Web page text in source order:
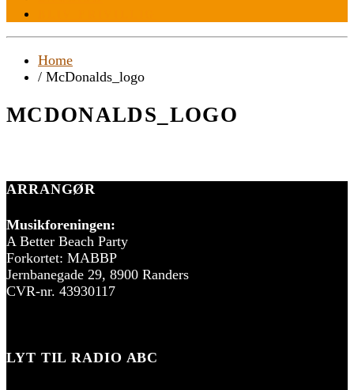
Home
/ McDonalds_logo
MCDONALDS_LOGO
ARRANGØR
Musikforeningen:
A Better Beach Party
Forkortet: MABBP
Jernbanegade 29, 8900 Randers
CVR-nr. 43930117
LYT TIL RADIO ABC